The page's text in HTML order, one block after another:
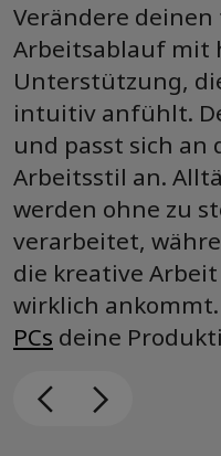
Verändere
Arbeitsablauf mit
Unterstützung,
intuitiv anfühlt.
und passt sich
Arbeitsstil an.
werden ohne zu
verarbeitet,
die kreative
wirklich
PCs deine